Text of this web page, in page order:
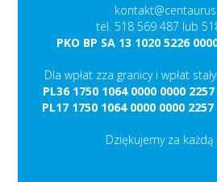
tel. 518 569 487 lub
PKO BP SA 13 1020 5226
Dla wpłat zza granicy i wpłat
PL36 1750 1064 0000 0000
PL17 1750 1064 0000 0000 2257
Dziękujemy za